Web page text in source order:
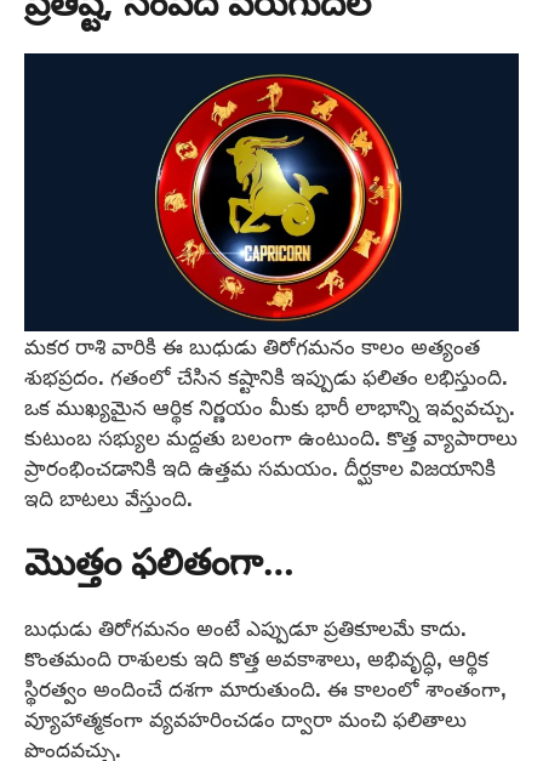
మకర రాశి వారికి ఈ బుధుడు తిరోగమనం కాలం అత్యంత
శుభప్రదం. గతంలో చేసిన కష్టానికి ఇప్పుడు ఫలితం లభిస్తుంది.
ఒక ముఖ్యమైన ఆర్థిక నిర్ణయం మీకు భారీ లాభాన్ని ఇవ్వవచ్చు.
కుటుంబ సభ్యుల మద్దతు బలంగా ఉంటుంది. కొత్త వ్యాపారాలు
ప్రారంభించడానికి ఇది ఉత్తమ సమయం. దీర్ఘకాల విజయానికి
ఇది బాటలు వేస్తుంది.
మొత్తం ఫలితంగా…
బుధుడు తిరోగమనం అంటే ఎప్పుడూ ప్రతికూలమే కాదు.
కొంతమంది రాశులకు ఇది కొత్త అవకాశాలు, అభివృద్ధి, ఆర్థిక
స్థిరత్వం అందించే దశగా మారుతుంది. ఈ కాలంలో శాంతంగా,
వ్యూహాత్మకంగా వ్యవహరించడం ద్వారా మంచి ఫలితాలు
పొందవచ్చు.